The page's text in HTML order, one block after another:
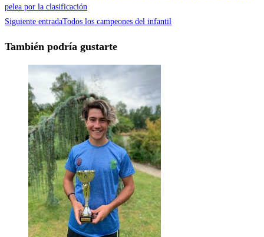
pelea por la clasificación
Siguiente entradaTodos los campeones del infantil
También podría gustarte